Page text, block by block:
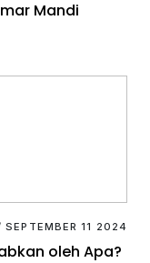
Mandi
SEPTEMBER 11 2024
oleh Apa?